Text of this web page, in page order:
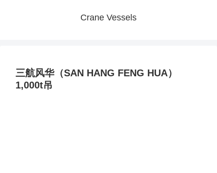
Crane Vessels
三航风华（SAN HANG FENG HUA）
1,000t吊